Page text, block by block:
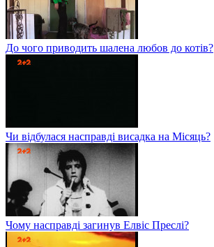
До чого приводить шалена любов до котів?
Чи відбулася насправді висадка на Місяць?
Чому насправді загинув Елвіс Преслі?